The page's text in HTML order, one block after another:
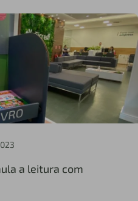
a leitura com